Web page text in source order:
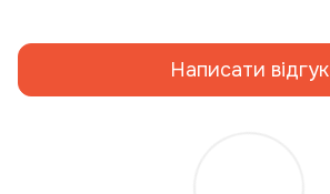
Написати відгук